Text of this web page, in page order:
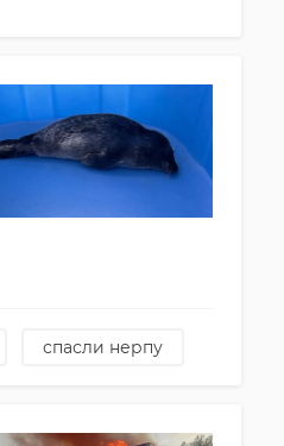
спасли нерпу